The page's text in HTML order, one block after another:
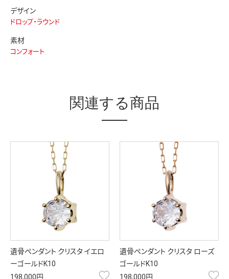
デザイン
ドロップ・ラウンド
素材
コンフォート
関連する商品
遺骨ペンダント クリスタ イエロ
ーゴールドK10
198,000円
お気に入り
遺骨ペンダント クリスタ ローズ
ゴールドK10
198,000円